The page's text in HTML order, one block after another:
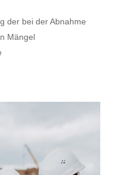
der bei der Abnahme
Mängel